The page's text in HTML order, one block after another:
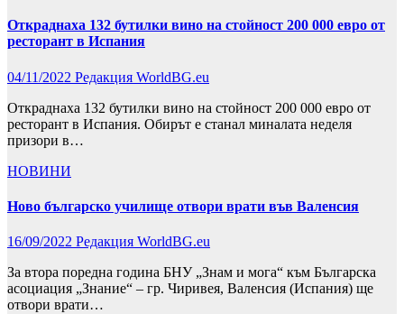
Откраднаха 132 бутилки вино на стойност 200 000 евро от
ресторант в Испания
04/11/2022 Редакция WorldBG.eu
Откраднаха 132 бутилки вино на стойност 200 000 евро от
ресторант в Испания. Обирът е станал миналата неделя
призори в…
НОВИНИ
Ново българско училище отвори врати във Валенсия
16/09/2022 Редакция WorldBG.eu
За втора поредна година БНУ „Знам и мога“ към Българска
асоциация „Знание“ – гр. Чиривея, Валенсия (Испания) ще
отвори врати…